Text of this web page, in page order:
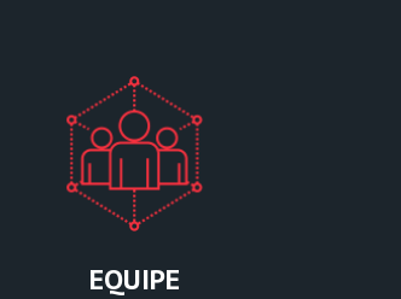
EQUIPE